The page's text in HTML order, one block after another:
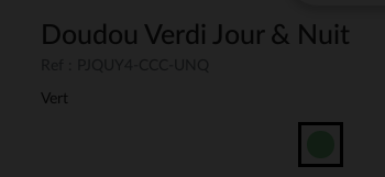
Doudou Verdi Jour & Nuit
Vert